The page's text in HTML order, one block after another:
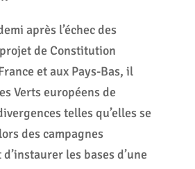
après l’échec des
de Constitution
et aux Pays-Bas, il
Verts européens de
telles qu’elles se
des campagnes
les bases d’une